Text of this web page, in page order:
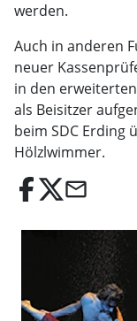
werden.
Auch in anderen
neuer
in den
als Beisitzer
beim SDC
Hölzlwimmer.
email